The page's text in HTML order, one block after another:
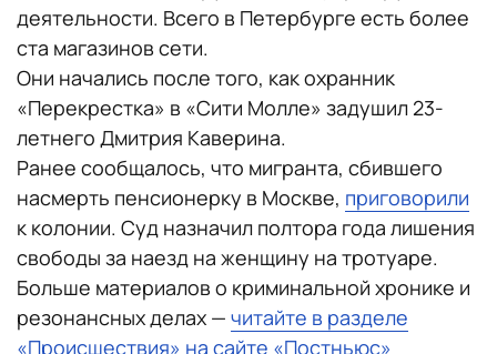
деятельности. Всего в Петербурге есть более
ста магазинов сети.
Они начались после того, как охранник
«Перекрестка» в «Сити Молле» задушил 23-
летнего Дмитрия Каверина.
Ранее сообщалось, что мигранта, сбившего
насмерть пенсионерку в Москве, приговорили
к колонии. Суд назначил полтора года лишения
свободы за наезд на женщину на тротуаре.
Больше материалов о криминальной хронике и
резонансных делах — читайте в разделе
«Происшествия» на сайте «Постньюс»